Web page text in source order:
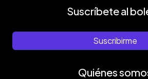
Suscríbete al
Suscribirme
Quiénes